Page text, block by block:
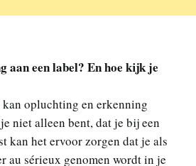
aan een label? En hoe kijk je
kan opluchting en erkenning
niet alleen bent, dat je bij een
kan het ervoor zorgen dat je als
au sérieux genomen wordt in je